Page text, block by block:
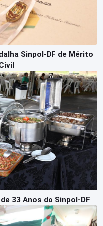
Sinpol-DF de Mérito
33 Anos do Sinpol-DF